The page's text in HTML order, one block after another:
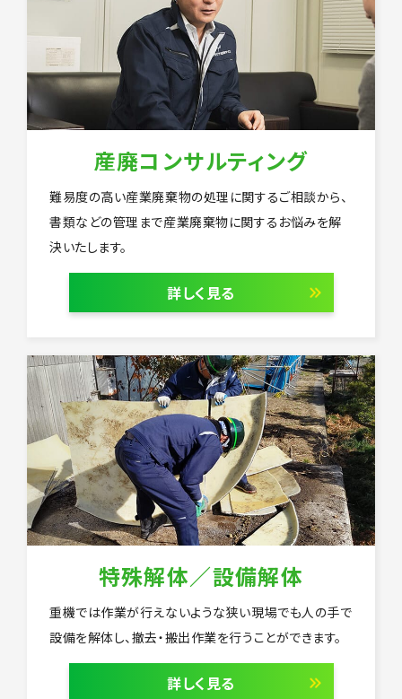
産廃コンサルティング
難易度の高い産業廃棄物の処理に関するご相談から、
書類などの管理まで産業廃棄物に関するお悩みを解
決いたします。
詳しく見る
特殊解体／設備解体
重機では作業が行えないような狭い現場でも人の手で
設備を解体し、撤去・搬出作業を行うことができます。
詳しく見る